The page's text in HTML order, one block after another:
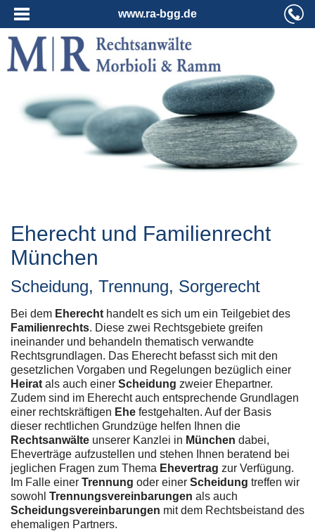
www.ra-bgg.de
Eherecht und Familienrecht
München
Scheidung, Trennung, Sorgerecht
Bei dem Eherecht handelt es sich um ein Teilgebiet des
Familienrechts. Diese zwei Rechtsgebiete greifen
ineinander und behandeln thematisch verwandte
Rechtsgrundlagen. Das Eherecht befasst sich mit den
gesetzlichen Vorgaben und Regelungen bezüglich einer
Heirat als auch einer Scheidung zweier Ehepartner.
Zudem sind im Eherecht auch entsprechende Grundlagen
einer rechtskräftigen Ehe festgehalten. Auf der Basis
dieser rechtlichen Grundzüge helfen Ihnen die
Rechtsanwälte unserer Kanzlei in München dabei,
Eheverträge aufzustellen und stehen Ihnen beratend bei
jeglichen Fragen zum Thema Ehevertrag zur Verfügung.
Im Falle einer Trennung oder einer Scheidung treffen wir
sowohl Trennungsvereinbarungen als auch
Scheidungsvereinbarungen mit dem Rechtsbeistand des
ehemaligen Partners.